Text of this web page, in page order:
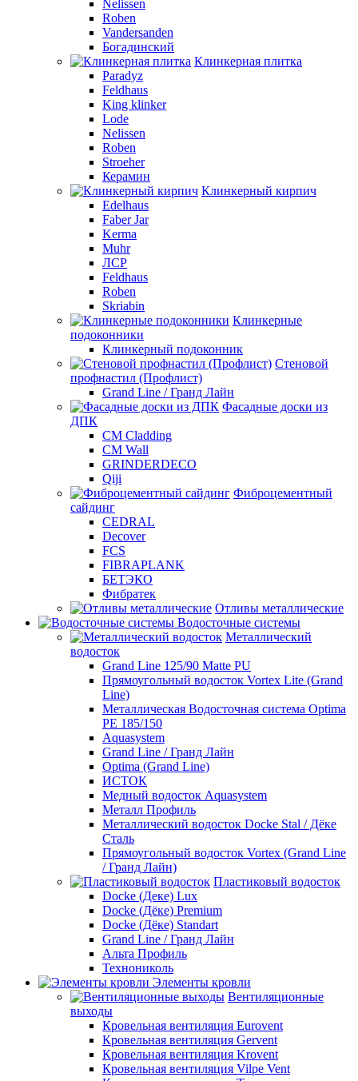
Nelissen
Roben
Vandersanden
Богадинский
Клинкерная плитка
Paradyz
Feldhaus
King klinker
Lode
Nelissen
Roben
Stroeher
Керамин
Клинкерный кирпич
Edelhaus
Faber Jar
Kerma
Muhr
ЛСР
Feldhaus
Roben
Skriabin
Клинкерные
подоконники
Клинкерный подоконник
Стеновой
профнастил (Профлист)
Grand Line / Гранд Лайн
Фасадные доски из
ДПК
CM Cladding
CM Wall
GRINDERDECO
Qiji
Фиброцементный
сайдинг
CEDRAL
Decover
FCS
FIBRAPLANK
БЕТЭКО
Фибратек
Отливы металлические
Водосточные системы
Металлический
водосток
Grand Line 125/90 Matte PU
Прямоугольный водосток Vortex Lite (Grand
Line)
Металлическая Водосточная система Optima
PE 185/150
Aquasystem
Grand Line / Гранд Лайн
Optima (Grand Line)
ИСТОК
Медный водосток Aquasystem
Металл Профиль
Металлический водосток Docke Stal / Дёке
Сталь
Прямоугольный водосток Vortex (Grand Line
/ Гранд Лайн)
Пластиковый водосток
Docke (Деке) Lux
Docke (Дёке) Premium
Docke (Дёке) Standart
Grand Line / Гранд Лайн
Альта Профиль
Технониколь
Элементы кровли
Вентиляционные
выходы
Кровельная вентиляция Eurovent
Кровельная вентиляция Gervent
Кровельная вентиляция Krovent
Кровельная вентиляция Vilpe Vent